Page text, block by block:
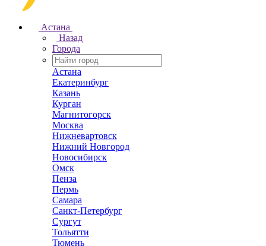
Астана
Назад
Города
Астана
Екатеринбург
Казань
Курган
Магнитогорск
Москва
Нижневартовск
Нижний Новгород
Новосибирск
Омск
Пенза
Пермь
Самара
Санкт-Петербург
Сургут
Тольятти
Тюмень